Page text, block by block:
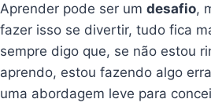
Aprender pode ser umdesafio,
fazer isso se divertir, tudo fica
sempre digo que, se não estou
aprendo, estou fazendo algo
uma abordagem leve para